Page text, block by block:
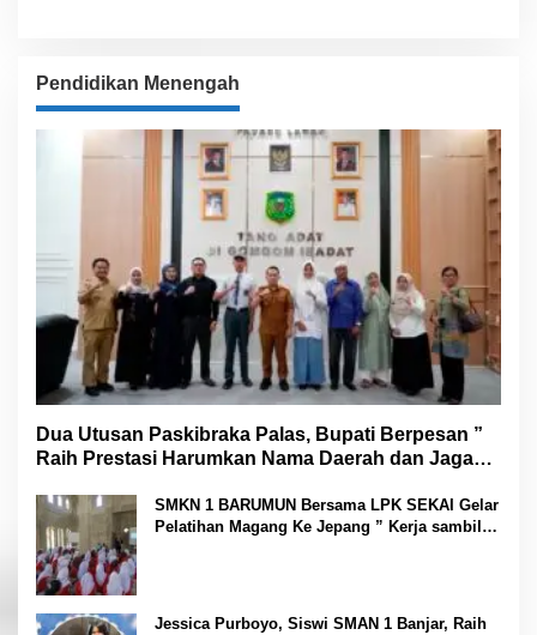
Pendidikan Menengah
Dua Utusan Paskibraka Palas, Bupati Berpesan ”
Raih Prestasi Harumkan Nama Daerah dan Jaga
SMKN 1 BARUMUN Bersama LPK SEKAI Gelar
Pelatihan Magang Ke Jepang ” Kerja sambil
Jessica Purboyo, Siswi SMAN 1 Banjar, Raih